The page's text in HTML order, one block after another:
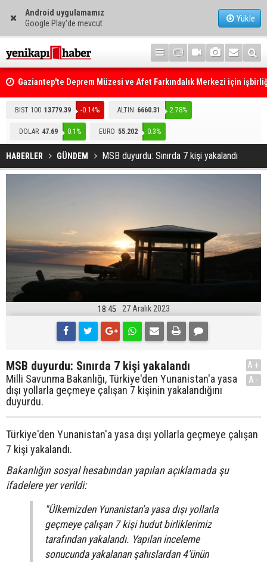
Android uygulamamız
Google Play'de mevcut
Yükle
Gaziantep'te Deprem Müzesi ve Afet Farkındalık Merkezi için
protokolü imzalandı
BIST 100 13779.39 -0.14% ALTIN 6660.31 2.78%
DOLAR 47.69 0.1% EURO 55.202 0.3%
HABERLER GÜNDEM MSB duyurdu: Sınırda 7 kişi yakalandı
18:45 27 Aralık 2023
MSB duyurdu: Sınırda 7 kişi yakalandı
Milli Savunma Bakanlığı, Türkiye'den Yunanistan'a yasa
dışı yollarla geçmeye çalışan 7 kişinin yakalandığını
duyurdu.
A+
A-
Türkiye'den Yunanistan'a yasa dışı yollarla geçmeye çalışan
7 kişi yakalandı.
Bakanlığın sosyal hesabından yapılan açıklamada şu
ifadelere yer verildi:
"Ülkemizden Yunanistan'a yasa dışı yollarla
geçmeye çalışan 7 kişi hudut birliklerimiz
tarafından yakalandı. Yapılan inceleme
sonucunda yakalanan şahıslardan 4'ünün